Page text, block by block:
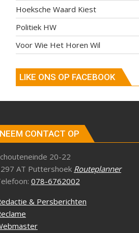
Hoeksche Waard Kiest
Politiek HW
Voor Wie Het Horen Wil
LIKE ONS OP FACEBOOK
NEEM CONTACT OP
20-22
AT Puttershoek Routeplanner
078-6762002
& Persberichten